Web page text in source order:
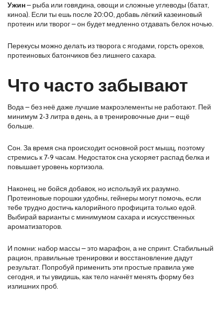
Ужин– рыба или говядина, овощи и сложные углеводы (батат,
киноа). Если ты ешь после 20:00, добавь лёгкий казеиновый
протеин или творог – он будет медленно отдавать белок ночью.
Перекусы можно делать из творога с ягодами, горсть орехов,
протеиновых батончиков без лишнего сахара.
Что часто забывают
Вода – без неё даже лучшие макроэлементы не работают. Пей
минимум 2‑3 литра в день, а в тренировочные дни – ещё
больше.
Сон. За время сна происходит основной рост мышц, поэтому
стремись к 7‑9 часам. Недостаток сна ускоряет распад белка и
повышает уровень кортизола.
Наконец, не бойся добавок, но используй их разумно.
Протеиновые порошки удобны, гейнеры могут помочь, если
тебе трудно достичь калорийного профицита только едой.
Выбирай варианты с минимумом сахара и искусственных
ароматизаторов.
И помни: набор массы – это марафон, а не спринт. Стабильный
рацион, правильные тренировки и восстановление дадут
результат. Попробуй применить эти простые правила уже
сегодня, и ты увидишь, как тело начнёт менять форму без
излишних проб.